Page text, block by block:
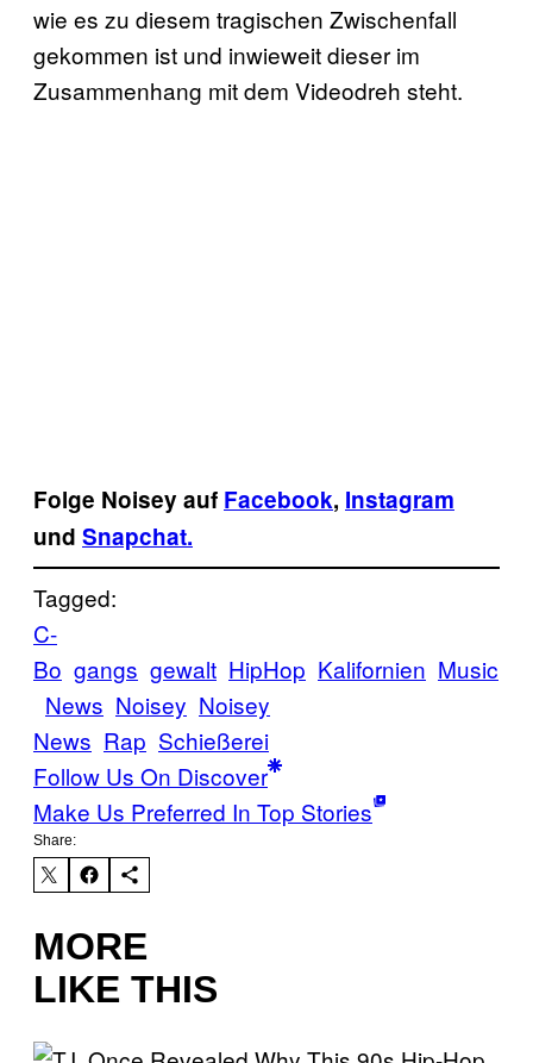
wie es zu diesem tragischen Zwischenfall
gekommen ist und inwieweit dieser im
Zusammenhang mit dem Videodreh steht.
Folge Noisey auf Facebook, Instagram
und Snapchat.
Tagged:
C-
Bo gangs gewalt HipHop Kalifornien Music
News Noisey Noisey
News Rap Schießerei
Follow Us On Discover
Make Us Preferred In Top Stories
Share:
MORE
LIKE THIS